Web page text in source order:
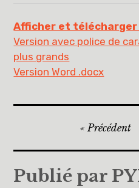
Afficher et télécharger
Version avec police de
plus grands
Version Word .docx
Navigation
de
l’article
Précédent
Publié par